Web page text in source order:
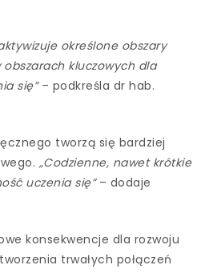
określone obszary
kluczowych dla
się”– podkreśla dr hab.
tworzą się bardziej
„Codzienne, nawet krótkie
uczenia się”– dodaje
konsekwencje dla rozwoju
trwałych połączeń